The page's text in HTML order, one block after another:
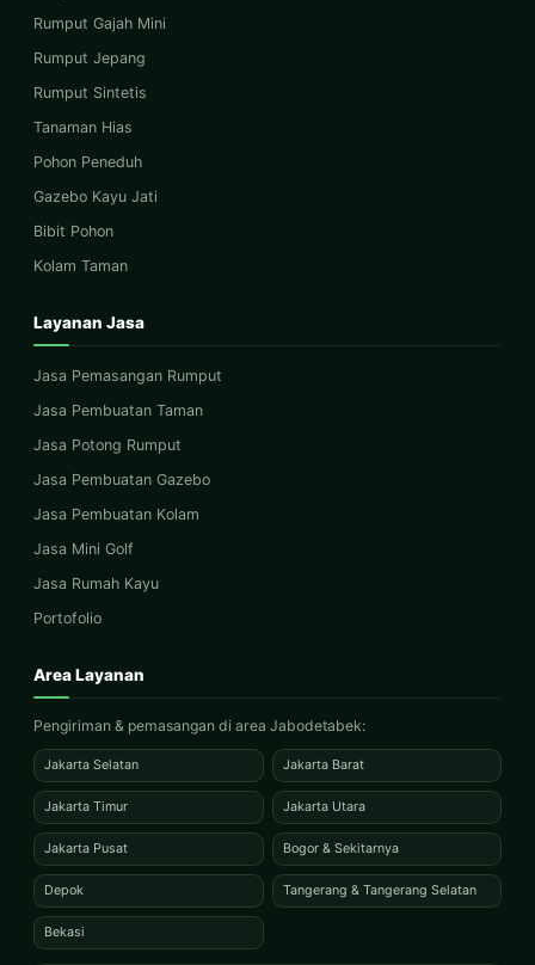
Rumput Gajah Mini
Rumput Jepang
Rumput Sintetis
Tanaman Hias
Pohon Peneduh
Gazebo Kayu Jati
Bibit Pohon
Kolam Taman
Layanan Jasa
Jasa Pemasangan Rumput
Jasa Pembuatan Taman
Jasa Potong Rumput
Jasa Pembuatan Gazebo
Jasa Pembuatan Kolam
Jasa Mini Golf
Jasa Rumah Kayu
Portofolio
Area Layanan
Pengiriman & pemasangan di area Jabodetabek:
Jakarta Selatan Jakarta Barat
Jakarta Timur Jakarta Utara
Jakarta Pusat Bogor & Sekitarnya
Depok Tangerang & Tangerang Selatan
Bekasi